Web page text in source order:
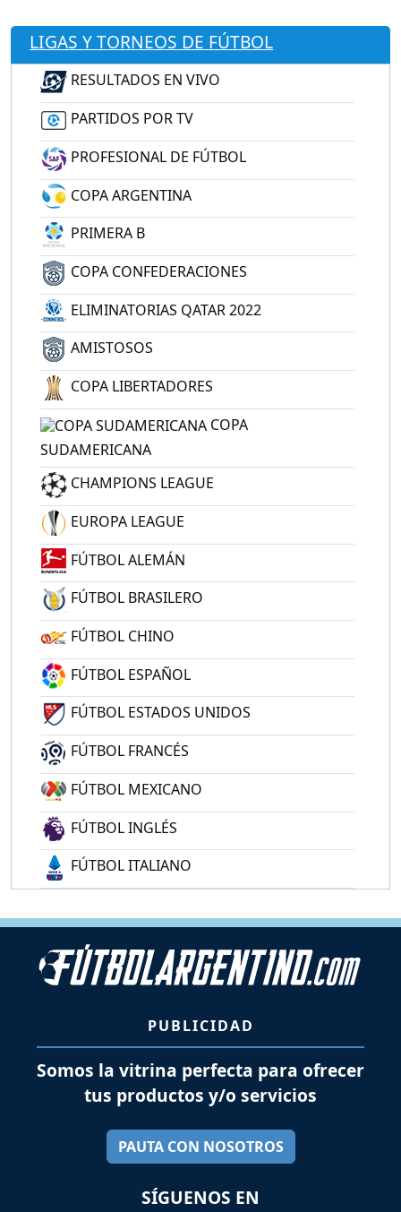
LIGAS Y TORNEOS DE FÚTBOL
RESULTADOS EN VIVO
PARTIDOS POR TV
PROFESIONAL DE FÚTBOL
COPA ARGENTINA
PRIMERA B
COPA CONFEDERACIONES
ELIMINATORIAS QATAR 2022
AMISTOSOS
COPA LIBERTADORES
COPA
SUDAMERICANA
CHAMPIONS LEAGUE
EUROPA LEAGUE
FÚTBOL ALEMÁN
FÚTBOL BRASILERO
FÚTBOL CHINO
FÚTBOL ESPAÑOL
FÚTBOL ESTADOS UNIDOS
FÚTBOL FRANCÉS
FÚTBOL MEXICANO
FÚTBOL INGLÉS
FÚTBOL ITALIANO
PUBLICIDAD
Somos la vitrina perfecta para ofrecer
tus productos y/o servicios
PAUTA CON NOSOTROS
SÍGUENOS EN